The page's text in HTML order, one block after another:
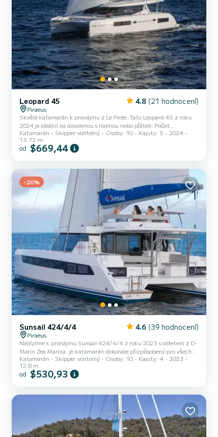
Leopard 45 4.8 (21 hodnocení)
Piraeus
Skvělá katamarán k pronájmu z Le Pirée. Tato Leopard 45 z roku
2024 je ideální na dovolenou s rodinou nebo přáteli. Počet
komfortních kajut: 5 a počet osob na lodi: 10. S celkovou délkou14
m a výkonem HP bude tato loď vaším nejlepším společníkem na
nezapomenutelné dovolené v okolí Le Pirée Pro vaše pohodlí má 4
Autopi...
Katamarán Skipper volitelný Osoby: 10 Kajuty: 5
2024
13.72 m
od $669,44
-20%
Sunsail 424/4/4 4.6 (39 hodnocení)
Piraeus
Nabízíme k pronájmu Sunsail 424/4/4 z roku 2023 s odletem z D-
Marin Zea Marina. je katamarán dokonale přizpůsobený pro všechny
půjčovny. S tímto katamaránem se velmi příjemně manipuluje na
týdenní a více plavbu. Loď má 4 plně vybavené kajuty a kapacitu 10
osob. S celkovou délkou 13 metrů bude vaším nejlepším spojencem
máte nějaké dotazy ohledně lodi nebo podmíne...
Katamarán Skipper volitelný Osoby: 10 Kajuty: 4
2023
12.8 m
od $530,93